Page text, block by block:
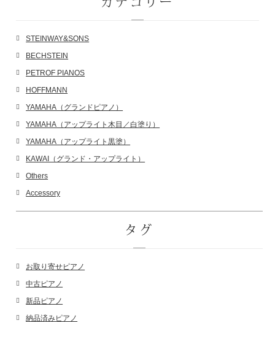
STEINWAY&SONS
BECHSTEIN
PETROF PIANOS
HOFFMANN
YAMAHA（グランドピアノ）
YAMAHA（アップライト木目／白塗り）
YAMAHA（アップライト黒塗）
KAWAI（グランド・アップライト）
Others
Accessory
タグ
お取り寄せピアノ
中古ピアノ
新品ピアノ
納品済みピアノ